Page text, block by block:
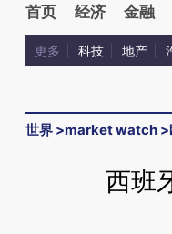
首页 经济 金融
更多 科技 地产
世界 >market watch >
西班